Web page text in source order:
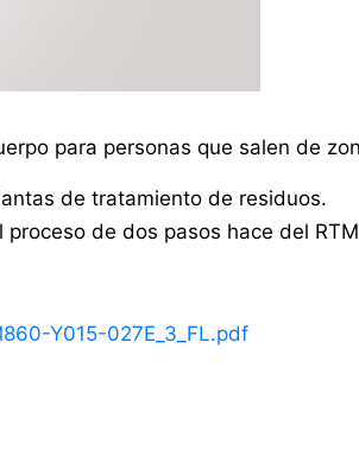
para personas que salen de
de tratamiento de residuos.
de dos pasos hace del
Y015-027E_3_FL.pdf